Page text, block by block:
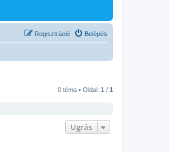
Belépés
Regisztráció
0 téma • Oldal: 1 / 1
Ugrás